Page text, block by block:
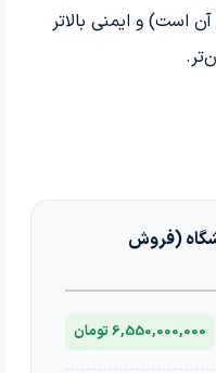
است) و ایمنی بالاتر
.
(فروش
6,550,000,000 تومان